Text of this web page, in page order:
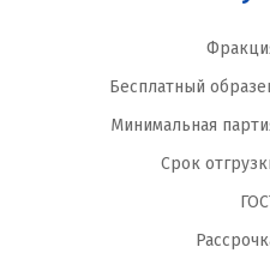
Бесплатный
Минимальная
Срок